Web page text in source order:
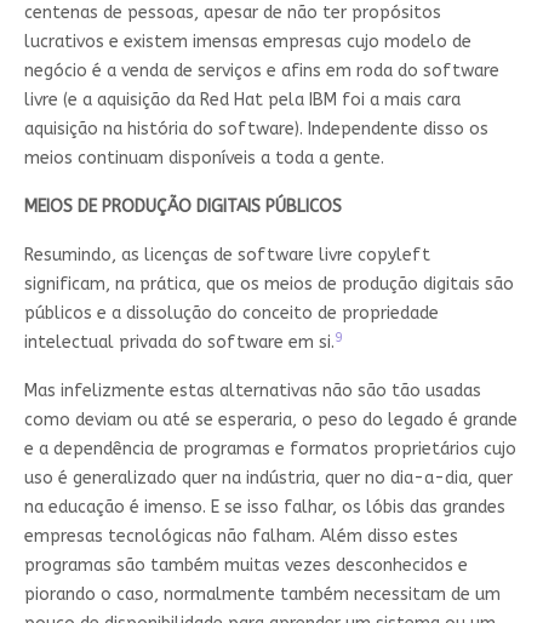
centenas de pessoas, apesar de não ter propósitos
lucrativos e existem imensas empresas cujo modelo de
negócio é a venda de serviços e afins em roda do software
livre (e a aquisição da Red Hat pela IBM foi a mais cara
aquisição na história do software). Independente disso os
meios continuam disponíveis a toda a gente.
MEIOS DE PRODUÇÃO DIGITAIS PÚBLICOS
Resumindo, as licenças de software livre copyleft
significam, na prática, que os meios de produção digitais são
públicos e a dissolução do conceito de propriedade
intelectual privada do software em si.9
Mas infelizmente estas alternativas não são tão usadas
como deviam ou até se esperaria, o peso do legado é grande
e a dependência de programas e formatos proprietários cujo
uso é generalizado quer na indústria, quer no dia-a-dia, quer
na educação é imenso. E se isso falhar, os lóbis das grandes
empresas tecnológicas não falham. Além disso estes
programas são também muitas vezes desconhecidos e
piorando o caso, normalmente também necessitam de um